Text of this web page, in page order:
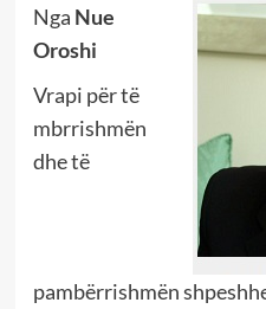
Nga Nue
Oroshi
Vrapi për të
mbrrishmën
dhe të
pambërrishmën